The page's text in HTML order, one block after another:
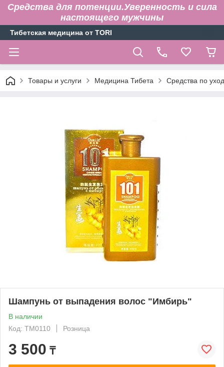
Средства для потенции.Уверенность и сила
настоящего мужчины
Тибетская медицина от TORI
Товары и услуги Медицина Тибета Средства по
Шампунь от выпадения волос "Имбирь"
В наличии
Код: ТМ0110
Розница
3 500 ₸